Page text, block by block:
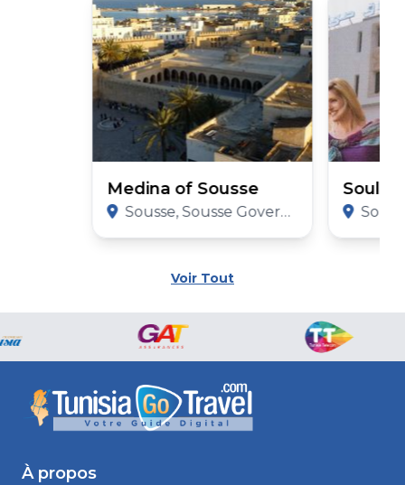
Medina of Sousse
Sousse, Sousse Governorate
Soula
Voir Tout
À propos